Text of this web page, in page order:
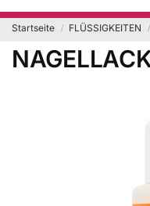
Startseite / FLÜSSIGKEITEN /